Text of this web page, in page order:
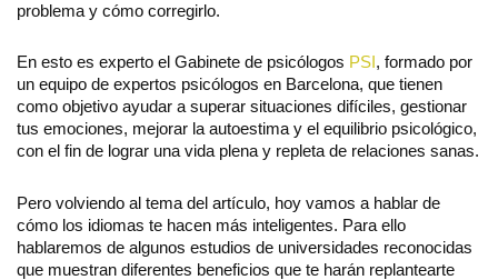
problema y cómo corregirlo.
En esto es experto el Gabinete de psicólogos PSI, formado por
un equipo de expertos psicólogos en Barcelona, que tienen
como objetivo ayudar a superar situaciones difíciles, gestionar
tus emociones, mejorar la autoestima y el equilibrio psicológico,
con el fin de lograr una vida plena y repleta de relaciones sanas.
Pero volviendo al tema del artículo, hoy vamos a hablar de
cómo los idiomas te hacen más inteligentes. Para ello
hablaremos de algunos estudios de universidades reconocidas
que muestran diferentes beneficios que te harán replantearte